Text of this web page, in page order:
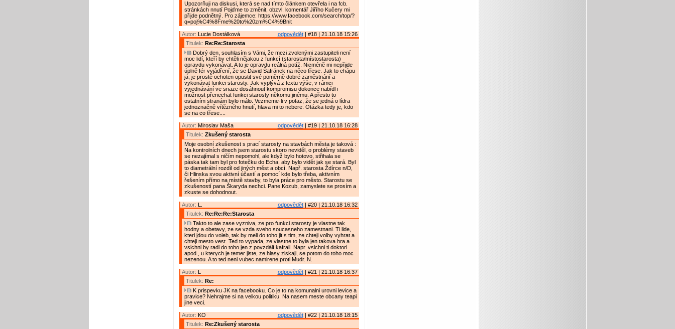
Upozorňuji na diskusi, která se nad tímto článkem otevřela i na fcb.
stránkách nnutí Pojďme to změnit, obzvl. komentář Jiřího Kučery mi
přijde podnětný. Pro zájemce: https://www.facebook.com/search/top/?
q=poj%C4%8Fme%20to%20zm%C4%9Bnit
odpovědět| #18 | 21.10.18 15:26
Autor: Lucie Dostálková
Titulek: Re:Re:Starosta
Dobrý den, souhlasím s Vámi, že mezi zvolenými zastupiteli není
moc lidí, kteří by chtěli nějakou z funkcí (starosta/místostarosta)
opravdu vykonávat. A to je opravdu reálná potíž. Nicméně mi nepřijde
úplně fér vyjádření, že se David Šafránek na něco třese. Jak to chápu
já, je prostě ochoten opustit své poměrně dobré zaměstnání a
vykonávat funkci starosty. Jak vyplývá z textu výše, v rámci
vyjednávání ve snaze dosáhnout kompromisu dokonce nabídl i
možnost přenechat funkci starosty někomu jinému. A přesto to
ostatním stranám bylo málo. Vezmeme-li v potaz, že se jedná o lídra
jednoznačně vítězného hnutí, hlava mi to nebere. Otázka tedy je, kdo
se na co třese....
odpovědět| #19 | 21.10.18 16:28
Autor: Miroslav Maša
Titulek: Zkušený starosta
Moje osobní zkušenost s prací starosty na stavbách města je taková :
Na kontrolních dnech jsem starostu skoro neviděl, o problémy staveb
se nezajímal s ničím nepomohl, ale když bylo hotovo, střihala se
páska tak tam byl pro fotečku do Echa, aby bylo vidět jak se stará. Byl
to diametrální rozdíl od jiných měst a obcí. Např. starosta Ždírce n/D,
či Hlinska svou aktivní účastí a pomocí kde bylo třeba, aktivním
řešením přímo na místě stavby, to byla práce pro město. Starostu se
zkušeností pana Škaryda nechci. Pane Kozub, zamyslete se prosím a
zkuste se dohodnout.
odpovědět| #20 | 21.10.18 16:32
Autor: L.
Titulek: Re:Re:Re:Starosta
Takto to ale zase vyzniva, ze pro funkci starosty je vlastne tak
hodny a obetavy, ze se vzda sveho soucasneho zamestnani. Ti lide,
kteri jdou do voleb, tak by meli do toho jit s tim, ze chteji volby vyhrat a
chteji mesto vest. Ted to vypada, ze vlastne to byla jen takova hra a
vsichni by radi do toho jen z povzdálí kafrali. Napr. vsichni ti doktori
apod., u kterych je temer jiste, ze hlasy ziskaji, se potom do toho moc
nezenou. A to ted neni vubec namirene proti Mudr. N.
odpovědět| #21 | 21.10.18 16:37
Autor: L
Titulek: Re:
K prispevku JK na facebooku. Co je to na komunalni urovni levice a
pravice? Nehrajme si na velkou politiku. Na nasem meste obcany teapi
jine veci.
odpovědět| #22 | 21.10.18 18:15
Autor: KO
Titulek: Re:Zkušený starosta